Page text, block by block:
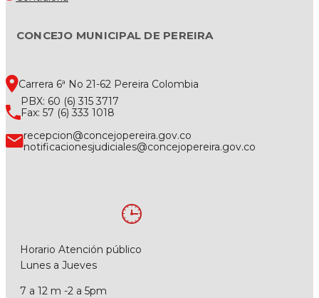
CONCEJO MUNICIPAL DE PEREIRA
Carrera 6ª No 21-62 Pereira Colombia
PBX: 60 (6) 315 3717
Fax: 57 (6) 333 1018
recepcion@concejopereira.gov.co
notificacionesjudiciales@concejopereira.gov.co
Horario Atención público
Lunes a Jueves
7 a 12 m -2 a 5pm